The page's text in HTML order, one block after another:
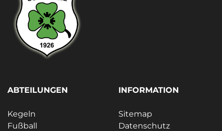
ABTEILUNGEN
Kegeln
Fußball
INFORMATION
Sitemap
Datenschutz